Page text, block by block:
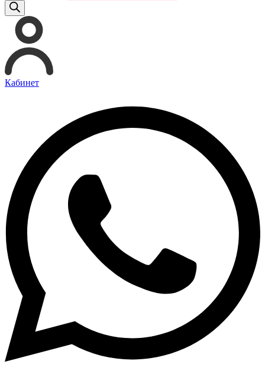
Кабинет